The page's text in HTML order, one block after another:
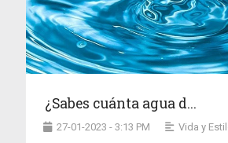
¿Sabes cuánta agua d...
27-01-2023 - 3:13 PM Vida y